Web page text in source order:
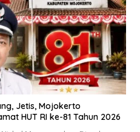
Jetis, Mojokerto
HUT RI ke-81 Tahun 2026